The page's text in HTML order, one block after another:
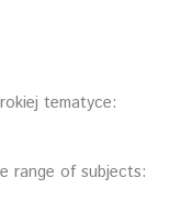
tematyce:
range of subjects: